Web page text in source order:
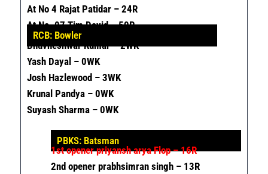
At No 4 Rajat Patidar – 24R
At No. 07 Tim David – 50R
RCB: Bowler
Bhuvneshwar Kumar – 2WK
Yash Dayal – 0WK
Josh Hazlewood – 3WK
Krunal Pandya – 0WK
Suyash Sharma – 0WK
PBKS: Batsman
1st openerpriyansh arya Flop – 16R
2nd opener prabhsimran singh – 13R